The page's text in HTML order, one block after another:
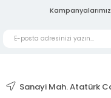
Sanayi Mah. Atatürk